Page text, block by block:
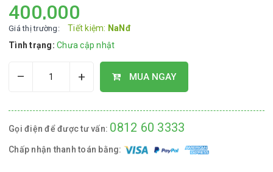
400,000
Giá thị trường: Tiết kiệm: NaNđ
Tình trạng: Chưa cập nhật
– + MUA NGAY
Gọi điện để được tư vấn: 0812 60 3333
Chấp nhận thanh toán bằng: